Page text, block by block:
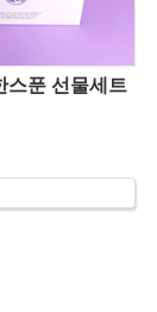
푼 선물세트